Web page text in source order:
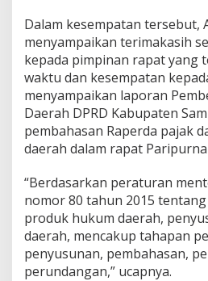
Dalam kesempatan tersebut,
menyampaikan terimakasih
kepada pimpinan rapat yang
waktu dan kesempatan
menyampaikan laporan
Daerah DPRD Kabupaten
pembahasan Raperda pajak
daerah dalam rapat
“Berdasarkan peraturan
nomor 80 tahun 2015
produk hukum daerah,
daerah, mencakup tahapan
penyusunan, pembahasan,
perundangan,” ucapnya.